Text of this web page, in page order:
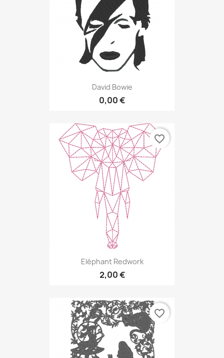
David Bowie
0,00 €
Eléphant Redwork
2,00 €
favorite_border
favorite_border